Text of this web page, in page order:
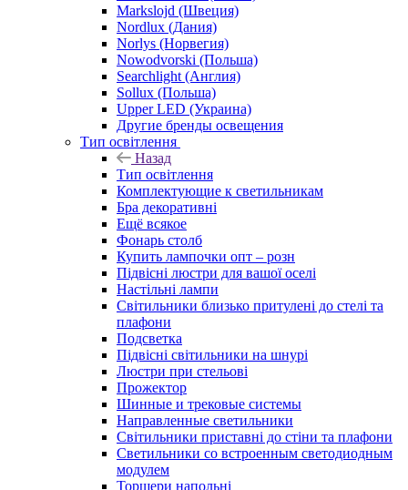
Markslojd (Швеция)
Nordlux (Дания)
Norlys (Норвегия)
Nowodvorski (Польша)
Searchlight (Англия)
Sollux (Польша)
Upper LED (Украина)
Другие бренды освещения
Тип освітлення
Назад
Тип освітлення
Комплектующие к светильникам
Бра декоративні
Ещё всякое
Фонарь столб
Купить лампочки опт – розн
Підвісні люстри для вашої оселі
Настільні лампи
Світильники близько притулені до стелі та
плафони
Подсветка
Підвісні світильники на шнурі
Люстри при стельові
Прожектор
Шинные и трековые системы
Направленные светильники
Світильники приставні до стіни та плафони
Светильники со встроенным светодиодным
модулем
Торшери напольні